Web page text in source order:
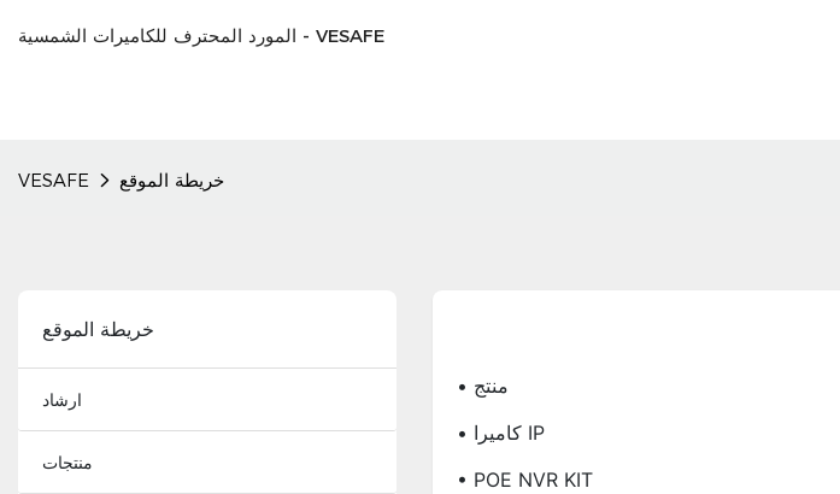
المورد المحترف للكاميرات الشمسية - VESAFE
VESAFE خريطة الموقع
خريطة الموقع
ارشاد
منتجات
• منتج
• كاميرا IP
• POE NVR KIT